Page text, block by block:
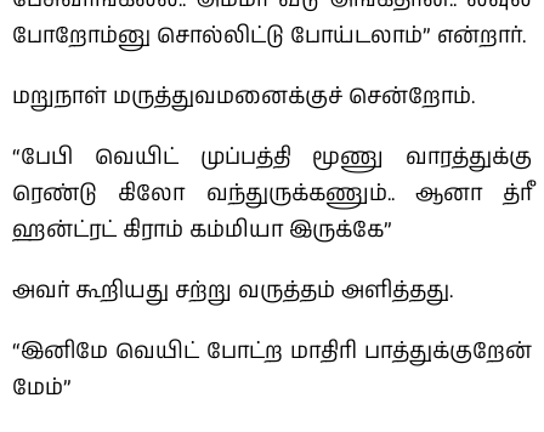
போறோம்னு சொல்லிட்டு போய்டலாம்” என்றார்.
மறுநாள் மருத்துவமனைக்குச் சென்றோம்.
“பேபி வெயிட் முப்பத்தி மூணு வாரத்துக்கு
ரெண்டு கிலோ வந்துருக்கணும்.. ஆனா த்ரீ
ஹன்ட்ரட் கிராம் கம்மியா இருக்கே”
அவர் கூறியது சற்று வருத்தம் அளித்தது.
“இனிமே வெயிட் போட்ற மாதிரி பாத்துக்குறேன்
மேம்”